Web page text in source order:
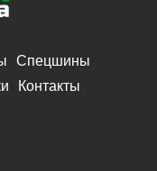
Спецшины
Контакты